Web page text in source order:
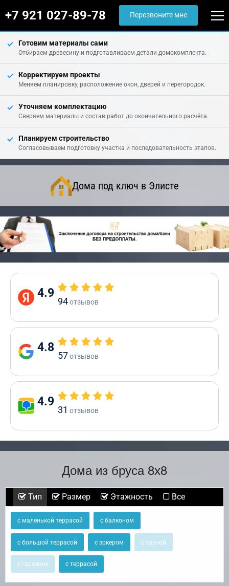
+7 921 027-89-78 Перезвоните мне
Готовим материалы сами
Отбираем древесину и подготавливаем детали домокомплекта.
Корректируем проекты
Меняем планировку, расположение окон, дверей и перегородок.
Уточняем комплектацию
Сверяем материалы и состав работ до окончательного расчёта.
Планируем строительство
Согласовываем подготовку участка и последовательность этапов.
Дома под ключ в Элисте
4.9
94отзывов
4.8
57отзывов
4.9
31 отзывов
Дома из бруса 8х8
Тип Размер Этажность Все
с маленькой террасой с балконом
с большой террасой с эркером с сауной
с гаражом с террасой